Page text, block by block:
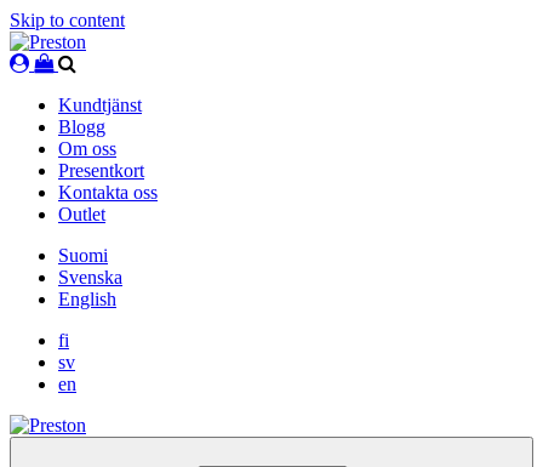
Skip to content
Kundtjänst
Blogg
Om oss
Presentkort
Kontakta oss
Outlet
Suomi
Svenska
English
fi
sv
en